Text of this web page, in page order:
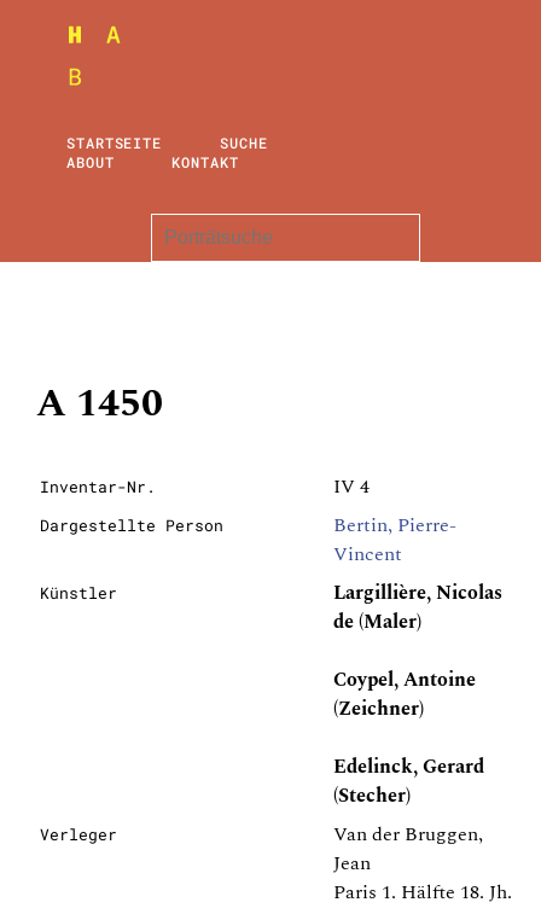
STARTSEITE
SUCHE
ABOUT
KONTAKT
A 1450
Inventar-Nr. IV 4
Dargestellte Person
Bertin, Pierre-
Vincent
Künstler
Largillière, Nicolas
de (Maler)
Coypel, Antoine
(Zeichner)
Edelinck, Gerard
(Stecher)
Verleger
Van der Bruggen,
Jean
Paris 1. Hälfte 18. Jh.